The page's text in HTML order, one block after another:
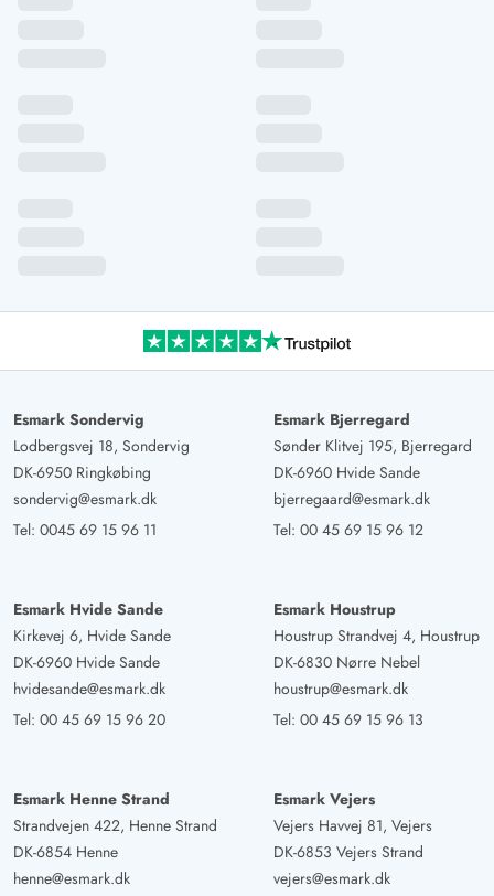
Esmark Sondervig
Lodbergsvej 18, Sondervig
DK-6950 Ringkøbing
sondervig@esmark.dk
Tel: 0045 69 15 96 11
Esmark Bjerregard
Sønder Klitvej 195, Bjerregard
DK-6960 Hvide Sande
bjerregaard@esmark.dk
Tel: 00 45 69 15 96 12
Esmark Hvide Sande
Kirkevej 6, Hvide Sande
DK-6960 Hvide Sande
hvidesande@esmark.dk
Tel: 00 45 69 15 96 20
Esmark Houstrup
Houstrup Strandvej 4, Houstrup
DK-6830 Nørre Nebel
houstrup@esmark.dk
Tel: 00 45 69 15 96 13
Esmark Henne Strand
Strandvejen 422, Henne Strand
DK-6854 Henne
henne@esmark.dk
Esmark Vejers
Vejers Havvej 81, Vejers
DK-6853 Vejers Strand
vejers@esmark.dk